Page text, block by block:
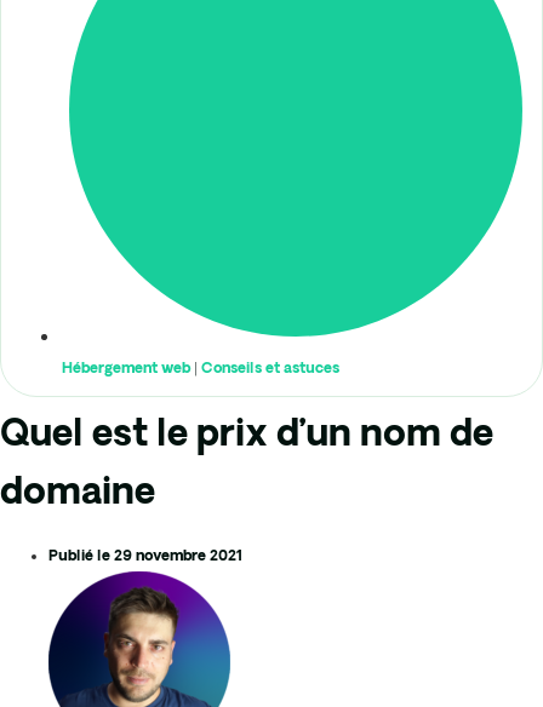
Hébergement web| Conseils et astuces
Quel est le prix d’un nom de
domaine
Publié le 29 novembre 2021